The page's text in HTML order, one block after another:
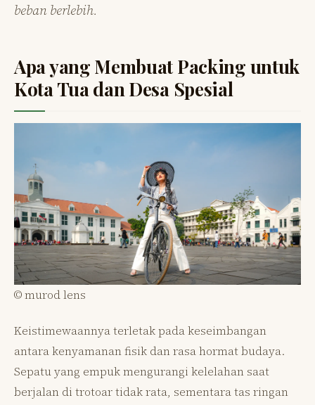
beban berlebih.
Apa yang Membuat Packing untuk
Kota Tua dan Desa Spesial
© murod lens
Keistimewaannya terletak pada keseimbangan
antara kenyamanan fisik dan rasa hormat budaya.
Sepatu yang empuk mengurangi kelelahan saat
berjalan di trotoar tidak rata, sementara tas ringan